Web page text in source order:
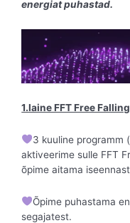
energiat puhastad.
1.laine FFT Free
3 kuuline programm
aktiveerime sulle FFT
õpime aitama
Õpime puhastama
segajatest.